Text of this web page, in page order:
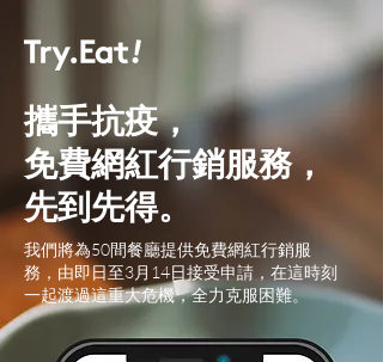
攜手抗疫，
免費網紅行銷服務，
先到先得。
我們將為50間餐廳提供免費網紅行銷服
務，由即日至3月14日接受申請，在這時刻
一起渡過這重大危機，全力克服困難。